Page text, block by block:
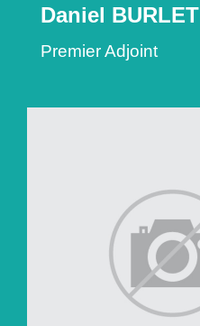
Daniel BURLET
Premier Adjoint